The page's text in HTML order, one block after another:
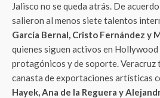
Jalisco no se queda atrás. De
salieron al menos siete talentos
García Bernal, Cristo Fernández y
quienes siguen activos en Hollywood
protagónicos y de soporte. Veracruz
canasta de exportaciones artísticas
Hayek, Ana de la Reguera y